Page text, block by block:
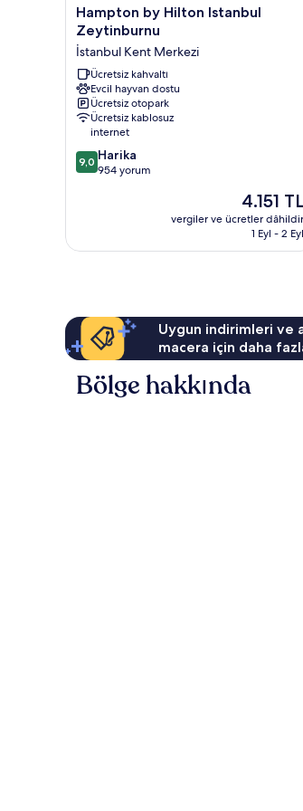
Hampton
by
Hilton
Istanbul
Zeytinburnu
İstanbul
Kent
Merkezi
Hampton by Hilton Istanbul
Zeytinburnu
İstanbul Kent Merkezi
Ücretsiz kahvaltı
Evcil hayvan dostu
Ücretsiz otopark
Ücretsiz kablosuz
internet
10
üzerinden
9,0 Harika
954 yorum
Güncel
fiyat:
4.151 TL
4.151 TL
vergiler ve ücretler dâhildir
1 Eyl - 2 Eyl
Uygun indirimleri ve
macera için daha
Bölge hakkında